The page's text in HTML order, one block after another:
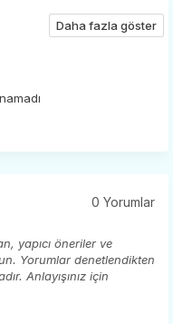
Daha fazla göster
0 Yorumlar
yapıcı öneriler ve
Yorumlar denetlendikten
Anlayışınız için